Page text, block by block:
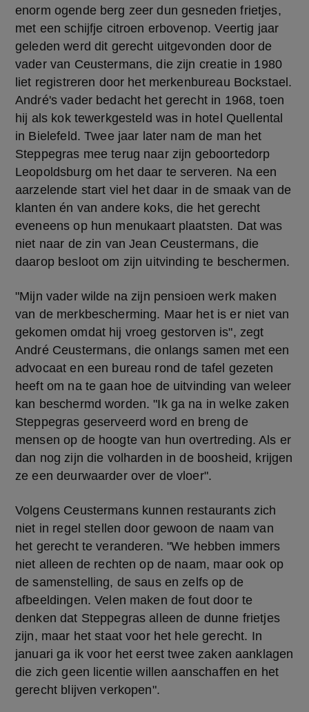
enorm ogende berg zeer dun gesneden frietjes,
met een schijfje citroen erbovenop. Veertig jaar
geleden werd dit gerecht uitgevonden door de
vader van Ceustermans, die zijn creatie in 1980
liet registreren door het merkenbureau Bockstael.
André's vader bedacht het gerecht in 1968, toen
hij als kok tewerkgesteld was in hotel Quellental
in Bielefeld. Twee jaar later nam de man het
Steppegras mee terug naar zijn geboortedorp
Leopoldsburg om het daar te serveren. Na een
aarzelende start viel het daar in de smaak van de
klanten én van andere koks, die het gerecht
eveneens op hun menukaart plaatsten. Dat was
niet naar de zin van Jean Ceustermans, die
daarop besloot om zijn uitvinding te beschermen.
"Mijn vader wilde na zijn pensioen werk maken
van de merkbescherming. Maar het is er niet van
gekomen omdat hij vroeg gestorven is", zegt
André Ceustermans, die onlangs samen met een
advocaat en een bureau rond de tafel gezeten
heeft om na te gaan hoe de uitvinding van weleer
kan beschermd worden. "Ik ga na in welke zaken
Steppegras geserveerd word en breng de
mensen op de hoogte van hun overtreding. Als er
dan nog zijn die volharden in de boosheid, krijgen
ze een deurwaarder over de vloer".
Volgens Ceustermans kunnen restaurants zich
niet in regel stellen door gewoon de naam van
het gerecht te veranderen. "We hebben immers
niet alleen de rechten op de naam, maar ook op
de samenstelling, de saus en zelfs op de
afbeeldingen. Velen maken de fout door te
denken dat Steppegras alleen de dunne frietjes
zijn, maar het staat voor het hele gerecht. In
januari ga ik voor het eerst twee zaken aanklagen
die zich geen licentie willen aanschaffen en het
gerecht blijven verkopen".